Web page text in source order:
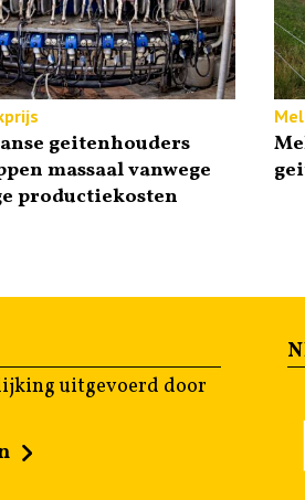
geitenhouders
massaal vanwege
productiekosten
uitgevoerd door